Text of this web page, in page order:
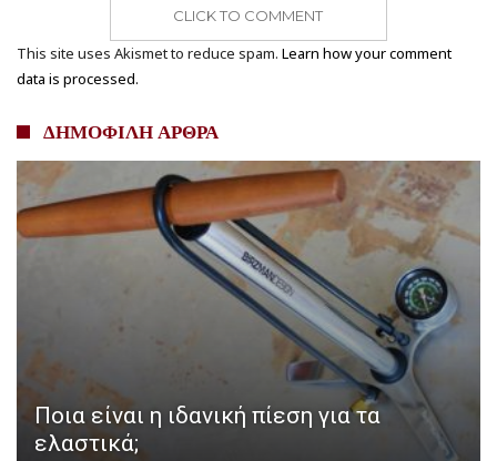
CLICK TO COMMENT
This site uses Akismet to reduce spam. Learn how your comment
data is processed.
ΔΗΜΟΦΙΛΗ ΑΡΘΡΑ
Ποια είναι η ιδανική πίεση για τα
ελαστικά;